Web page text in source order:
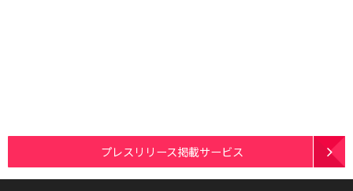
プレスリリース掲載サービス